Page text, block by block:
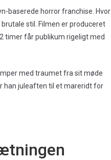
baserede horror franchise. Hvor
stil. Filmen er produceret
timer får publikum rigeligt med
med traumet fra sit møde
han juleaften til et mareridt for